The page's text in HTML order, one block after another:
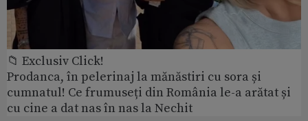
📁 Exclusiv Click!
Prodanca, în pelerinaj la mănăstiri cu sora și
cumnatul! Ce frumuseți din România le-a arătat și
cu cine a dat nas în nas la Nechit